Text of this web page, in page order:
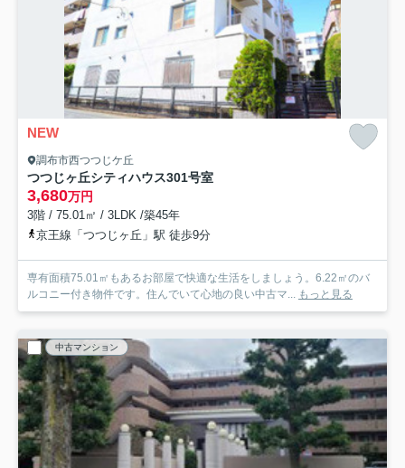
NEW
調布市西つつじケ丘
つつじヶ丘シティハウス301号室
3,680万円
3階 / 75.01㎡ / 3LDK /築45年
京王線「つつじヶ丘」駅 徒歩9分
専有面積75.01㎡もあるお部屋で快適な生活をしましょう。6.22㎡のバ
ルコニー付き物件です。住んでいて心地の良い中古マ... もっと見る
中古マンション